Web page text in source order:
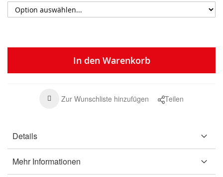
In den Warenkorb
Zur Wunschliste hinzufügen Teilen
Details
Mehr Informationen